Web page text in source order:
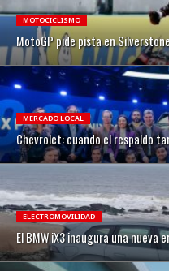
MOTOCICLISMO
MotoGP pide pista en
MERCADO LOCAL
Chevrolet: cuando el respaldo
ELECTROMOVILIDAD
El BMW iX3 inaugura una nueva